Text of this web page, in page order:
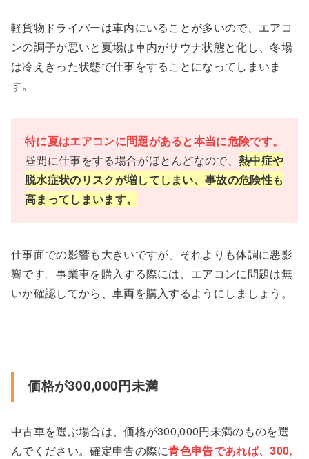
軽貨物ドライバーは車内にいることが多いので、エアコ
ンの調子が悪いと夏場は車内がサウナ状態と化し、冬場
は冷えきった状態で仕事をすることになってしまいま
す。
特に夏はエアコンに問題があると本当に危険です。
昼間に仕事をする場合がほとんどなので、熱中症や
脱水症状のリスクが増してしまい、事故の危険性も
高まってしまいます。
仕事面での影響も大きいですが、それよりも体調に悪影
響です。事業車を購入する際には、エアコンに問題は無
いか確認してから、車両を購入するようにしましょう。
価格が300,000円未満
中古車を選ぶ場合は、価格が300,000円未満のものを選
んでください。確定申告の際に青色申告であれば、300,